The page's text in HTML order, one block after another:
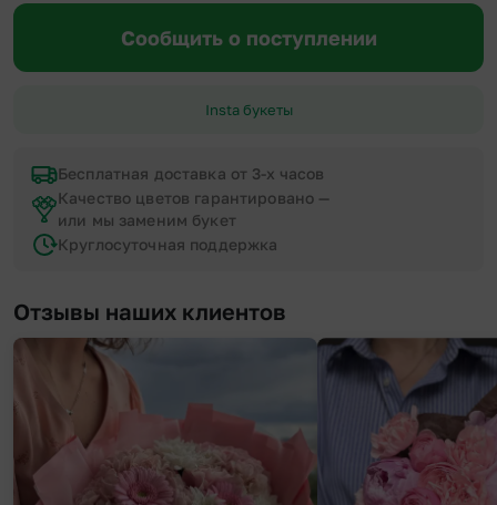
Сообщить о поступлении
Insta букеты
Бесплатная доставка от 3-х часов
Качество цветов гарантировано —
или мы заменим букет
Круглосуточная поддержка
Отзывы наших клиентов